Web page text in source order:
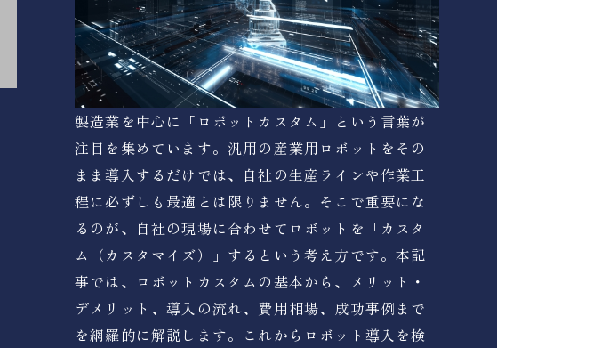
製造業を中心に「ロボットカスタム」という言葉が
注目を集めています。汎用の産業用ロボットをその
まま導入するだけでは、自社の生産ラインや作業工
程に必ずしも最適とは限りません。そこで重要にな
るのが、自社の現場に合わせてロボットを「カスタ
ム（カスタマイズ）」するという考え方です。本記
事では、ロボットカスタムの基本から、メリット・
デメリット、導入の流れ、費用相場、成功事例まで
を網羅的に解説します。これからロボット導入を検